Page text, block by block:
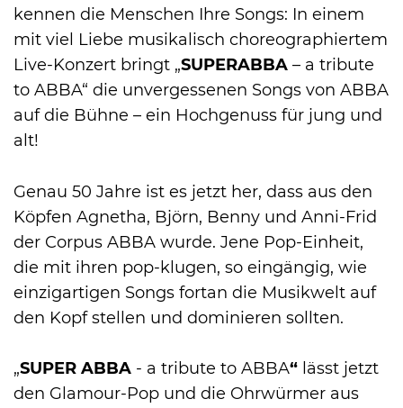
kennen die Menschen Ihre Songs: In einem
mit viel Liebe musikalisch choreographiertem
Live-Konzert bringt „SUPERABBA – a tribute
to ABBA“ die un­ver­gessenen Songs von ABBA
auf die Bühne – ein Hochgenuss für jung und
alt!
Genau 50 Jahre ist es jetzt her, dass aus den
Köpfen Agnetha, Björn, Benny und Anni-Frid
der Corpus ABBA wurde. Jene Pop-Einheit,
die mit ihren pop-klugen, so eingängig, wie
einzigartigen Songs fortan die Musikwelt auf
den Kopf stellen und dominieren sollten.
„SUPER ABBA - a tribute to ABBA“ lässt jetzt
den Glamour-Pop und die Ohrwürmer aus